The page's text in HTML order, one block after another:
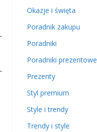
Okazje i święta
Poradnik zakupu
Poradniki
Poradniki prezentowe
Prezenty
Styl premium
Style i trendy
Trendy i style